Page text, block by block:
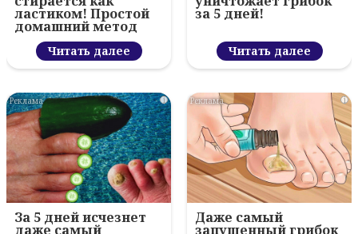
ластиком! Простой
домашний метод
Читать далее
за 5 дней!
Читать далее
i
За 5 дней исчезнет
даже самый
i
Даже самый
запущенный грибок